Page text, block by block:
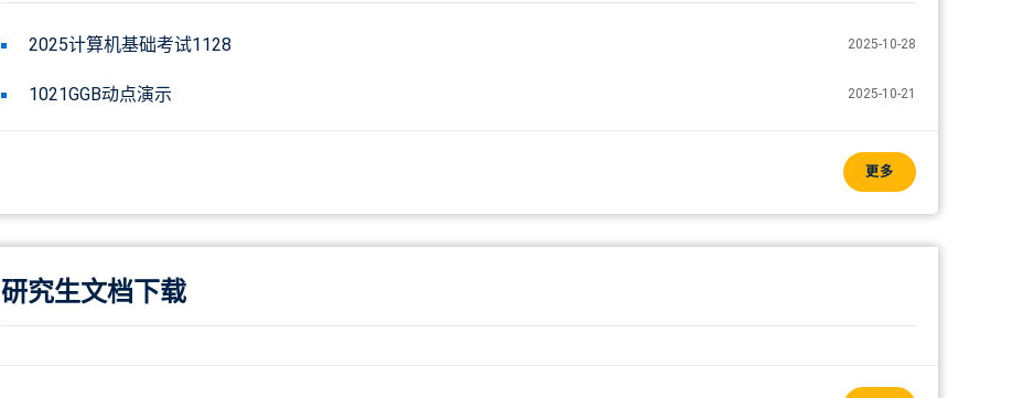
2025-10-28
2025计算机基础考试1128
2025-10-21
1021GGB动点演示
更多
研究生文档下载